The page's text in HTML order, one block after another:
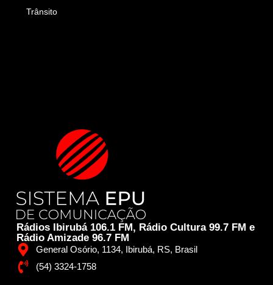
Rádios Ibirubá 106.1 FM, Rádio Cultura 99.7 FM e
Rádio Amizade 96.7 FM
General Osório, 1134, Ibirubá, RS, Brasil
(54) 3324-1758
Trânsito